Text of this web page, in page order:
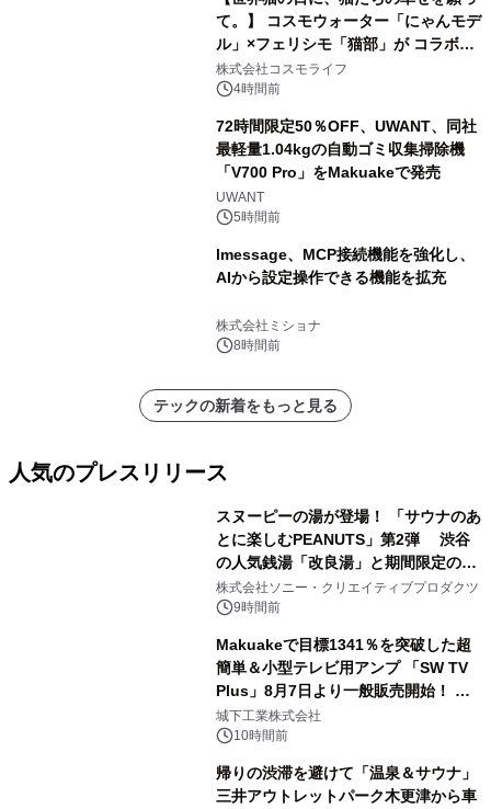
て。】 コスモウォーター「にゃんモデ
ル」×フェリシモ「猫部」が コラボキ
ャンペーンを実施
株式会社コスモライフ
4時間前
72時間限定50％OFF、UWANT、同社
最軽量1.04kgの自動ゴミ収集掃除機
「V700 Pro」をMakuakeで発売
UWANT
5時間前
lmessage、MCP接続機能を強化し、
AIから設定操作できる機能を拡充
株式会社ミショナ
8時間前
テックの新着をもっと見る
人気のプレスリリース
スヌーピーの湯が登場！ 「サウナのあ
とに楽しむPEANUTS」第2弾 渋谷
の人気銭湯「改良湯」と期間限定のコ
ラボレーション サウナイキタイコラ
ボグッズも発売決定！
株式会社ソニー・クリエイティブプロダクツ
9時間前
Makuakeで目標1341％を突破した超
簡単＆小型テレビ用アンプ 「SW TV
Plus」8月7日より一般販売開始！ ケ
ーブル1本つなぐだけ、テレビの音が
ぐっと豊かに
城下工業株式会社
10時間前
帰りの渋滞を避けて「温泉＆サウナ」
三井アウトレットパーク木更津から車